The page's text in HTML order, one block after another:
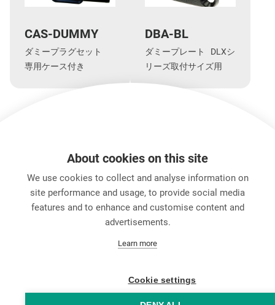
CAS-DUMMY
ダミープラグセット
専用ケース付き
DBA-BL
ダミープレート DLXシ
リーズ取付サイズ用
製品の特長 ダウンロード 技術情報 アクセサ
お問い合わせ
Legal Notice
Hintbox
About cookies on this site
We use cookies to collect and analyse information on
site performance and usage, to provide social media
features and to enhance and customise content and
advertisements.
Learn more
Cookie settings